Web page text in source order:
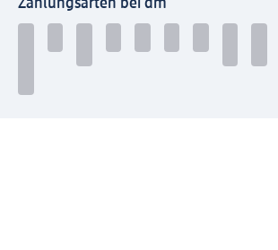
Zahlungsarten bei dm